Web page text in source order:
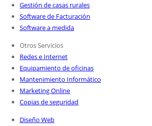
Gestión de casas rurales
Software de Facturación
Software a medida
Otros Servicios
Redes e Internet
Equipamiento de oficinas
Mantenimiento Informático
Marketing Online
Copias de seguridad
Diseño Web